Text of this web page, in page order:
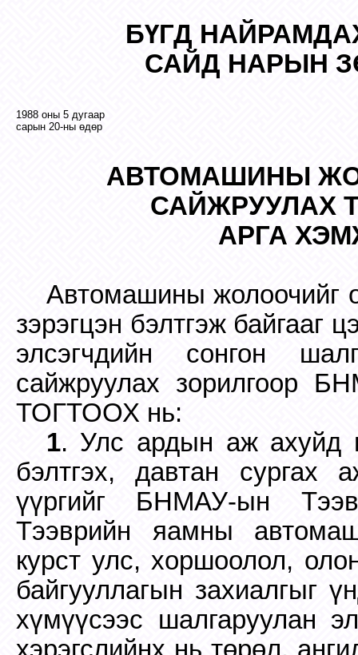
БҮГД
САЙД НАРЫН
1988 оны 5 дугаар
сарын 20-ны өдөр
АВТОМАШИНЫ
САЙЖРУУЛАХ
АРГА
Автомашины жолоочийг
зэрэгцэн бэлтгэж байгааг
элсэгчдийн сонгон
сайжруулах зорилгоор
ТОГТООХ нь:
1. Улс ардын аж ахуйд
бэлтгэх, давтан сургах
үүргийг БНМАУ-ын
Тээврийн яамны
курст улс, хоршоолол,
байгууллагын захиалгыг
хүмүүсээс шалгаруулан